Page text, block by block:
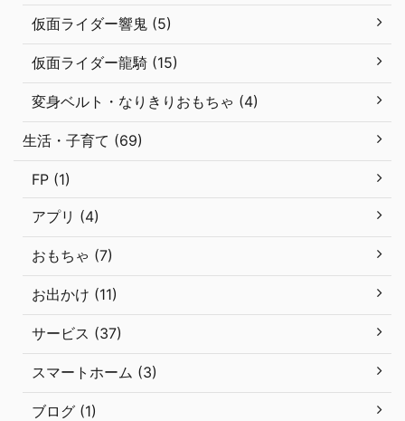
仮面ライダー響鬼 (5)
仮面ライダー龍騎 (15)
変身ベルト・なりきりおもちゃ (4)
生活・子育て (69)
FP (1)
アプリ (4)
おもちゃ (7)
お出かけ (11)
サービス (37)
スマートホーム (3)
ブログ (1)